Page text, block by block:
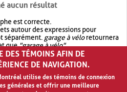
aucun résultat
est correcte.
autour des expressions pour
séparément. garage à véloretournera
que"garage à vélo".
recherche avec OR.garage OR vélo
de résultat quegarage à vélo
DES TÉMOINS AFIN DE
DE NAVIGATION.
utilise des témoins de connexion
générales et offrir une meilleure